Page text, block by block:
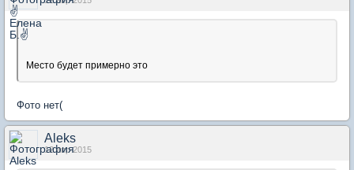
Место будет примерно это
Фото нет(
Aleks
12 апр 2015